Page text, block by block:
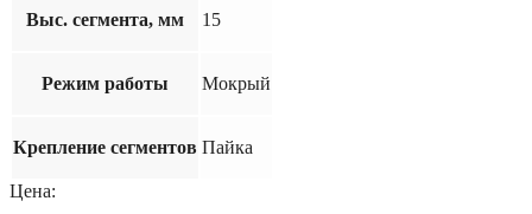
Выс. сегмента, мм 15
Режим работы Мокрый
Крепление сегментов Пайка
Цена: